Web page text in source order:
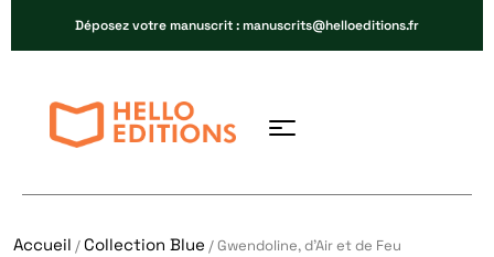
Déposez votre manuscrit : manuscrits@helloeditions.fr
Accueil /Collection Blue / Gwendoline, d’Air et de Feu